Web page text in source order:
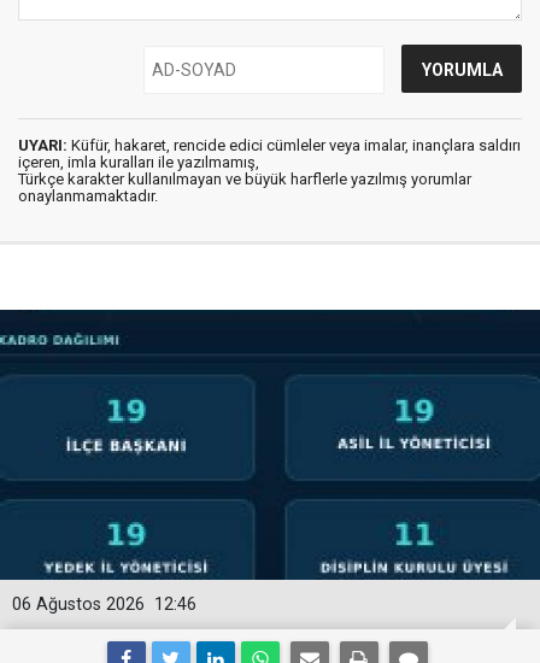
UYARI: Küfür, hakaret, rencide edici cümleler veya imalar, inançlara saldırı
içeren, imla kuralları ile yazılmamış,
Türkçe karakter kullanılmayan ve büyük harflerle yazılmış yorumlar
onaylanmamaktadır.
12:46
06 Ağustos 2026